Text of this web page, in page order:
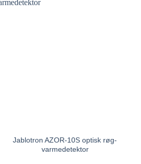
Jablotron AZOR-10S optisk røg-
varmedetektor